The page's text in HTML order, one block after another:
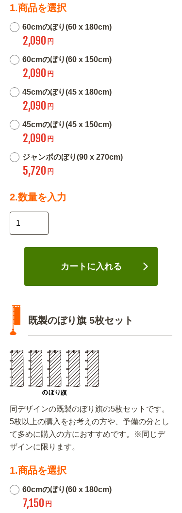
1.商品を選択
60cmのぼり(60 x 180cm)
2,090 円
60cmのぼり(60 x 150cm)
2,090 円
45cmのぼり(45 x 180cm)
2,090 円
45cmのぼり(45 x 150cm)
2,090 円
ジャンボのぼり(90 x 270cm)
5,720 円
2.数量を入力
カートに入れる
既製のぼり旗 5枚セット
同デザインの既製のぼり旗の5枚セットです。
5枚以上の購入をお考えの方や、予備の分とし
て多めに購入の方におすすめです。※同じデ
ザインに限ります。
1.商品を選択
60cmのぼり(60 x 180cm)
7,150 円